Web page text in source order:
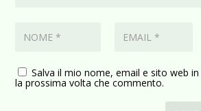
Salva il mio nome, email e sito web
la prossima volta che commento.